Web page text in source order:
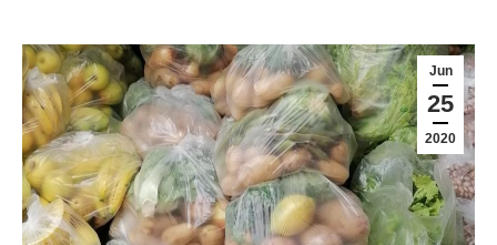
Jun
25
2020